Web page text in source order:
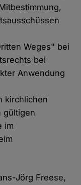
Weges" bei
bei
Anwendung
kirchlichen
gültigen
im
Jörg Freese,